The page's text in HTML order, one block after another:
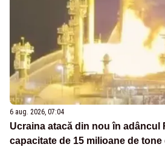
6 aug. 2026, 07:04
Ucraina atacă din nou în adâncul
capacitate de 15 milioane de tone